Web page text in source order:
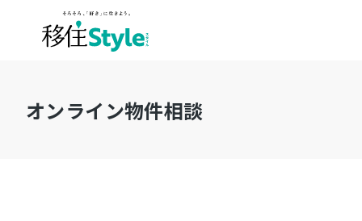
オンライン物件相談